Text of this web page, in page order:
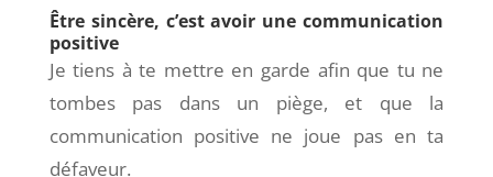
Être sincère, c’est avoir une communication
positive
Je tiens à te mettre en garde afin que tu ne
tombes pas dans un piège, et que la
communication positive ne joue pas en ta
défaveur.